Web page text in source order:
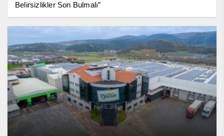
Belirsizlikler Son Bulmalı”